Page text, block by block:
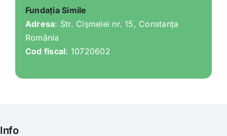
Fundația Simile
Adresa: Str. Cișmelei nr. 15, Constanța
România
Cod fiscal: 10720602
Info